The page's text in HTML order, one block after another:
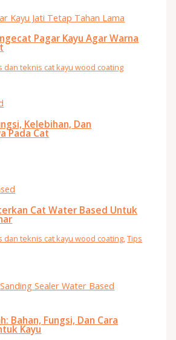
Pagar Kayu Agar Warna
dan teknis cat kayu wood coating
Kelebihan, Dan
Pada Cat
Cat Water Based Untuk
dan teknis cat kayu wood coating,Tips
Bahan, Fungsi, Dan Cara
Kayu